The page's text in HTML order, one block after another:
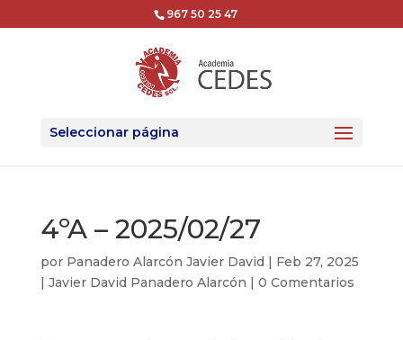
967 50 25 47
Seleccionar página
4ºA – 2025/02/27
por Panadero Alarcón Javier David | Feb 27, 2025
| Javier David Panadero Alarcón | 0 Comentarios